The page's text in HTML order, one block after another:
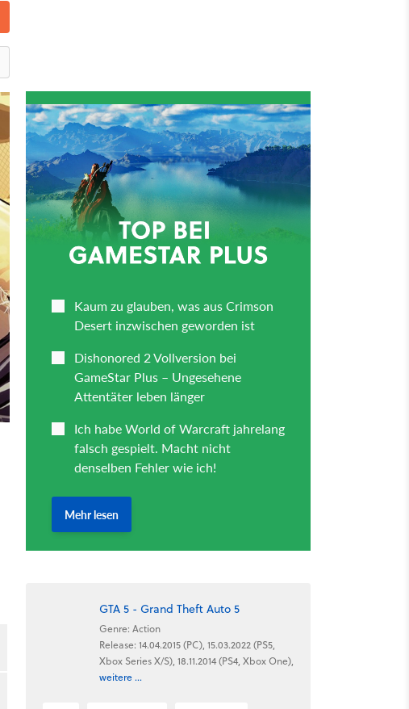
GTA 5 - Grand Theft Auto 5
Genre: Action
Release: 14.04.2015 (PC), 15.03.2022 (PS5,
Xbox Series X/S), 18.11.2014 (PS4, Xbox One),
weitere ...